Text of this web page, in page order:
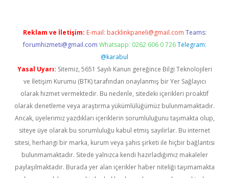
Reklam ve İletişim: E-mail: backlinkpaneli@gmail.com Teams:
forumhizmeti@gmail.com Whatsapp: 0262 606 0 726 Telegram:
@karabul
Yasal Uyarı: Sitemiz, 5651 Sayılı Kanun gereğince Bilgi Teknolojileri
ve İletişim Kurumu (BTK) tarafından onaylanmış bir Yer Sağlayıcı
olarak hizmet vermektedir. Bu nedenle, sitedeki içerikleri proaktif
olarak denetleme veya araştırma yükümlülüğümüz bulunmamaktadır.
Ancak, üyelerimiz yazdıkları içeriklerin sorumluluğunu taşımakta olup,
siteye üye olarak bu sorumluluğu kabul etmiş sayılırlar. Bu internet
sitesi, herhangi bir marka, kurum veya şahıs şirketi ile hiçbir bağlantısı
bulunmamaktadır. Sitede yalnızca kendi hazırladığımız makaleler
paylaşılmaktadır. Burada yer alan içerikler haber niteliği taşımamakta